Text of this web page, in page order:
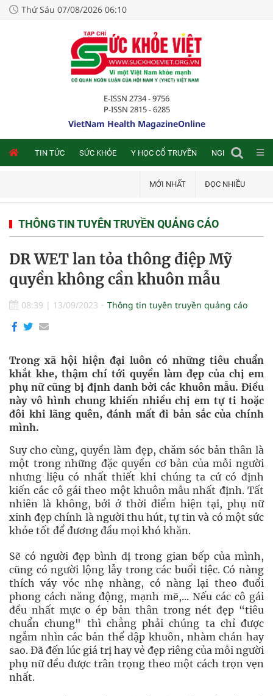
Thứ Sáu 07/08/2026 06:10
E-ISSN 2734 - 9756
P-ISSN 2815 - 6285
VietNam Health MagazineOnline
TIN TỨC SỨC KHỎE Y HỌC CỔ TRUYỀN NGHIÊN CỨU
MỚI NHẤT ĐỌC NHIỀU
THÔNG TIN TUYÊN TRUYỀN QUẢNG CÁO
DR WET lan tỏa thông điệp Mỹ
quyền không cần khuôn mẫu
08:39 | 13/09/2023 Thông tin tuyên truyền quảng cáo
Trong xã hội hiện đại luôn có những tiêu chuẩn
khắt khe, thậm chí tới quyền làm đẹp của chị em
phụ nữ cũng bị định danh bởi các khuôn mẫu. Điều
này vô hình chung khiến nhiều chị em tự ti hoặc
đôi khi lãng quên, đánh mất đi bản sắc của chính
mình.
Suy cho cùng, quyền làm đẹp, chăm sóc bản thân là
một trong những đặc quyền cơ bản của mỗi người
nhưng liệu có nhất thiết khi chúng ta cứ có định
kiến các cô gái theo một khuôn mẫu nhất định. Tất
nhiên là không, bởi ở thời điểm hiện tại, phụ nữ
xinh đẹp chính là người thu hút, tự tin và có một sức
khỏe tốt để đương đầu mọi khó khăn.
Sẽ có người đẹp bình dị trong gian bếp của mình,
cũng có người lộng lẫy trong các buổi tiệc. Có nàng
thích váy vóc nhẹ nhàng, có nàng lại theo đuổi
phong cách năng động, mạnh mẽ,... Nếu các cô gái
đều nhất mực o ép bản thân trong nét đẹp “tiêu
chuẩn chung" thì chẳng phải chúng ta chỉ được
ngắm nhìn các bản thể dập khuôn, nhàm chán hay
sao. Đã đến lúc giá trị hay vẻ đẹp riêng của mỗi người
phụ nữ đều được trân trọng theo một cách trọn vẹn
nhất.